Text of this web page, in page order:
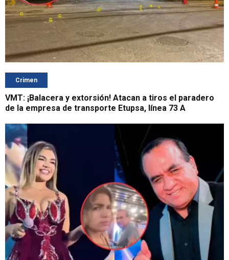
Crimen
VMT: ¡Balacera y extorsión! Atacan a tiros el paradero
de la empresa de transporte Etupsa, línea 73 A